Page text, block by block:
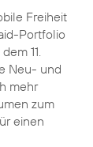
Freiheit
Portfolio
11.
Neu- und
mehr
zum
einen